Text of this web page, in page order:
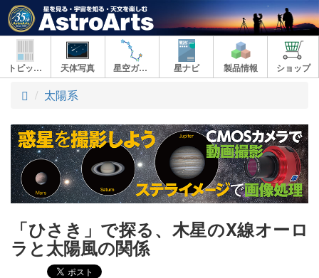
トピックス 天体写真 星空ガイド 星ナビ 製品情報 ショップ
ト
プ
太陽系
「ひさき」で探る、木星のX線オーロ
ラと太陽風の関係